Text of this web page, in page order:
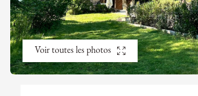
Voir toutes les photos